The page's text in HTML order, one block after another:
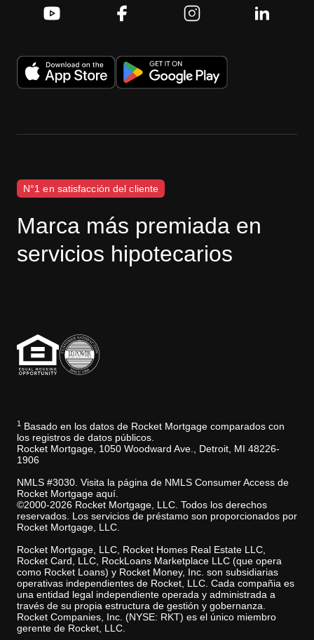
N°1 en satisfacción del cliente
Marca más premiada en
servicios hipotecarios
1
Basado en los datos de Rocket Mortgage comparados con
los registros de datos públicos.
Rocket Mortgage, 1050 Woodward Ave., Detroit, MI 48226-
1906
NMLS #3030. Visita la página de NMLS Consumer Access de
Rocket Mortgage aquí.
©2000-2026 Rocket Mortgage, LLC. Todos los derechos
reservados. Los servicios de préstamo son proporcionados por
Rocket Mortgage, LLC.
Rocket Mortgage, LLC, Rocket Homes Real Estate LLC,
Rocket Card, LLC, RockLoans Marketplace LLC (que opera
como Rocket Loans) y Rocket Money, Inc. son subsidiarias
operativas independientes de Rocket, LLC. Cada compañia es
una entidad legal independiente operada y administrada a
través de su propia estructura de gestión y gobernanza.
Rocket Companies, Inc. (NYSE: RKT) es el único miembro
gerente de Rocket, LLC.